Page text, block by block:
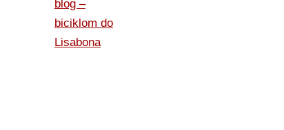
blog –
biciklom do
Lisabona